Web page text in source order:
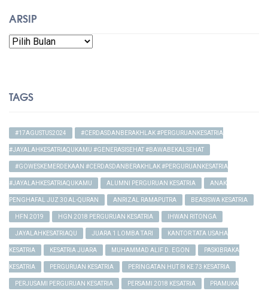
ARSIP
Arsip
TAGS
#17AGUSTUS2024 #CERDASDANBERAKHLAK #PERGURUANKESATRIA
#JAYALAHKESATRIAQUKAMU #GENERASISEHAT #BAWABEKALSEHAT
#GOWESKEMERDEKAAN #CERDASDANBERAKHLAK #PERGURUANKESATRIA
#JAYALAHKESATRIAQUKAMU ALUMNI PERGURUAN KESATRIA ANAK
PENGHAFAL JUZ 30 AL-QURAN ANRIZAL RAMAPUTRA BEASISWA KESATRIA
HFN 2019 HGN 2018 PERGURUAN KESATRIA IHWAN RITONGA
JAYALAHKESATRIAQU JUARA 1 LOMBA TARI KANTOR TATA USAHA
KESATRIA KESATRIA JUARA MUHAMMAD ALIF D. EGON PASKIBRAKA
KESATRIA PERGURUAN KESATRIA PERINGATAN HUT RI KE 73 KESATRIA
PERJUSAMI PERGURUAN KESATRIA PERSAMI 2018 KESATRIA PRAMUKA